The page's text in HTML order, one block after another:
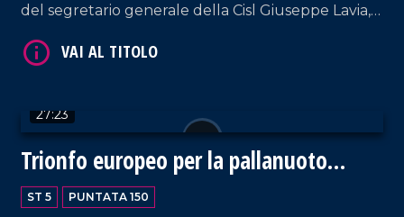
del segretario generale della Cisl Giuseppe Lavia,
sociologo Fulvio D'Ascola.
27:23
Trionfo europeo per la pallanuoto
femminile
ST 5 PUNTATA 150